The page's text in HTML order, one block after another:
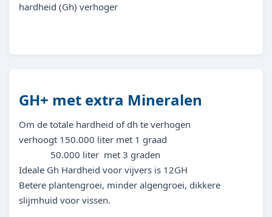
hardheid (Gh) verhoger
GH+ met extra Mineralen
Om de totale hardheid of dh te verhogen
verhoogt 150.000 liter met 1 graad
50.000 liter met 3 graden
Ideale Gh Hardheid voor vijvers is 12GH
Betere plantengroei, minder algengroei, dikkere
slijmhuid voor vissen.